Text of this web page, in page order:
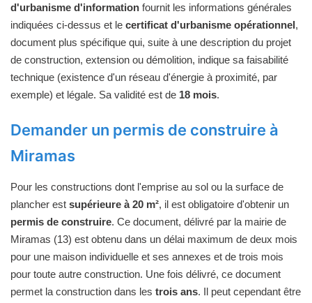
d'urbanisme d'information fournit les informations générales
indiquées ci-dessus et le certificat d'urbanisme opérationnel,
document plus spécifique qui, suite à une description du projet
de construction, extension ou démolition, indique sa faisabilité
technique (existence d'un réseau d'énergie à proximité, par
exemple) et légale. Sa validité est de 18 mois.
Demander un permis de construire à
Miramas
Pour les constructions dont l'emprise au sol ou la surface de
plancher est supérieure à 20 m², il est obligatoire d'obtenir un
permis de construire. Ce document, délivré par la mairie de
Miramas (13) est obtenu dans un délai maximum de deux mois
pour une maison individuelle et ses annexes et de trois mois
pour toute autre construction. Une fois délivré, ce document
permet la construction dans les trois ans. Il peut cependant être